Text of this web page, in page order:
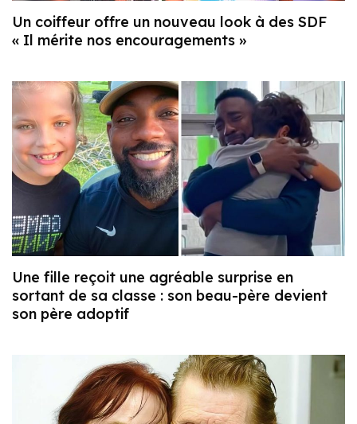
Un coiffeur offre un nouveau look à des SDF
« Il mérite nos encouragements »
Une fille reçoit une agréable surprise en
sortant de sa classe : son beau-père devient
son père adoptif